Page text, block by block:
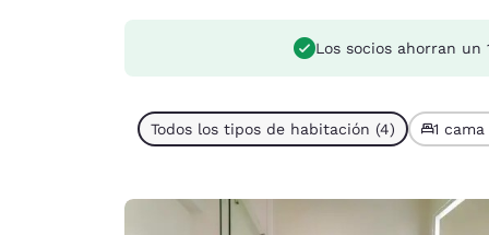
Los socios ahorran un
Todos los tipos de habitación (4) 1 cama